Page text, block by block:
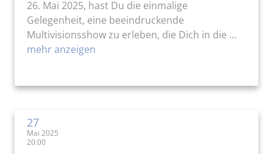
26. Mai 2025, hast Du die einmalige
Gelegenheit, eine beeindruckende
Multivisionsshow zu erleben, die Dich in die ...
mehr anzeigen
27
Mai 2025
20:00